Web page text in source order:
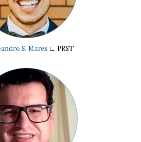
S. Mares ∟ PRST